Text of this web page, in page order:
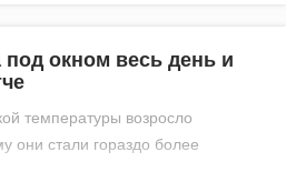
окном весь день и
температуры возросло
они стали гораздо более